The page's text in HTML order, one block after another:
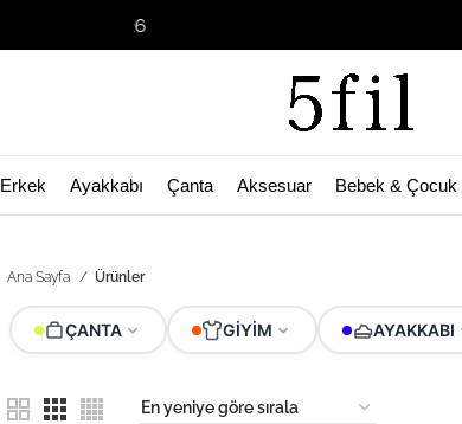
Erkek Ayakkabı Çanta Aksesuar Bebek & Çocuk
Ana Sayfa Ürünler
ÇANTA GIYIM AYAKKABI